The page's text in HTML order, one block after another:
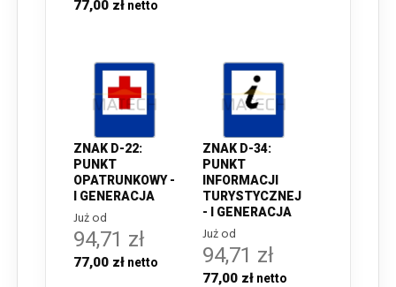
77,00 zł
ZNAK D-22:
PUNKT
OPATRUNKOWY -
I GENERACJA
Już od
94,71 zł
77,00 zł
ZNAK D-34:
PUNKT
INFORMACJI
TURYSTYCZNEJ
- I GENERACJA
Już od
94,71 zł
77,00 zł